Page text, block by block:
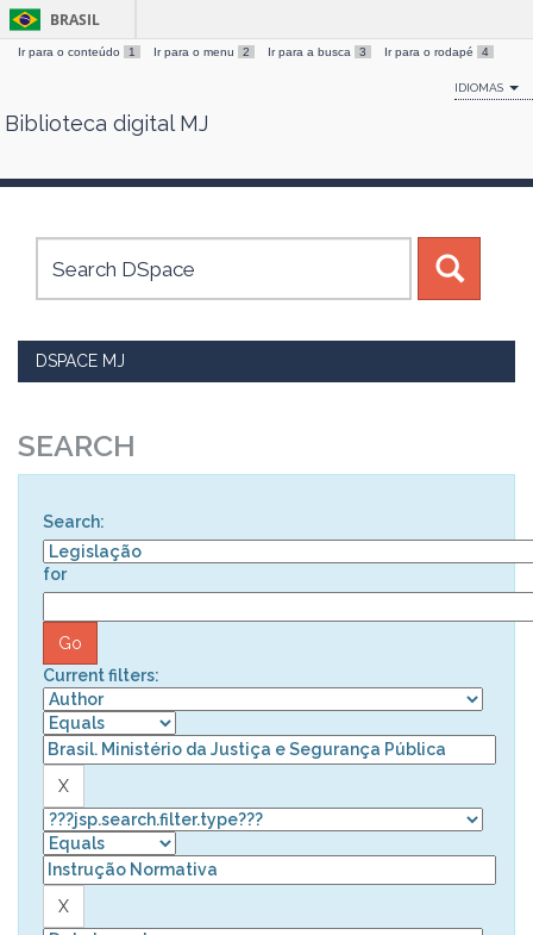
Skip
BRASIL
Ir para o conteúdo 1 Ir para o menu 2 Ir para a busca 3 Ir para o rodapé 4
IDIOMAS
Biblioteca digital MJ
DSPACE MJ
SEARCH
Search:
for
Current filters: